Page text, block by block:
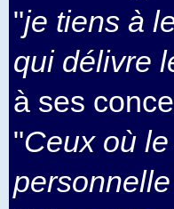
"je tiens à
qui délivre
à ses
"Ceux où